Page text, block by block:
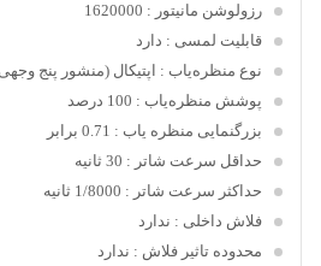
رزولوشن مانیتور : 1620000
قابلیت لمسی : دارد
نوع منظره‌یاب : اپتیکال (منشور پنج
پوشش منظره‌یاب : 100 درصد
بزرگنمایی منظره یاب : 0.71 برابر
حداقل سرعت شاتر : 30 ثانیه
حداکثر سرعت شاتر : 1/8000 ثانیه
فلاش داخلی : ندارد
محدوده تاثیر فلاش : ندارد